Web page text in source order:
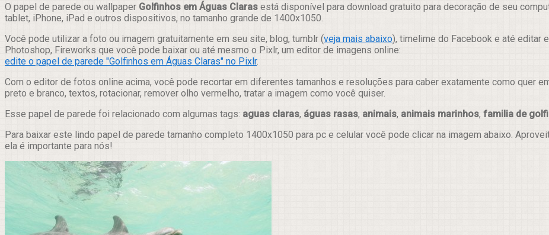
Compartilhar
O papel de parede ou wallpaper Golfinhos em Águas Claras está disponível para download gratuito para decoração de seu
tablet, iPhone, iPad e outros dispositivos, no tamanho grande de 1400x1050.
Você pode utilizar a foto ou imagem gratuitamente em seu site, blog, tumblr (veja mais abaixo), timelime do Facebook e até editar
Photoshop, Fireworks que você pode baixar ou até mesmo o Pixlr, um editor de imagens online:
edite o papel de parede "Golfinhos em Águas Claras" no Pixlr.
Com o editor de fotos online acima, você pode recortar em diferentes tamanhos e resoluções para caber exatamente como quer
preto e branco, textos, rotacionar, remover olho vermelho, tratar a imagem como você quiser.
Esse papel de parede foi relacionado com algumas tags: aguas claras, águas rasas, animais, animais marinhos, familia de
Para baixar este lindo papel de parede tamanho completo 1400x1050 para pc e celular você pode clicar na imagem abaixo.
ela é importante para nós!